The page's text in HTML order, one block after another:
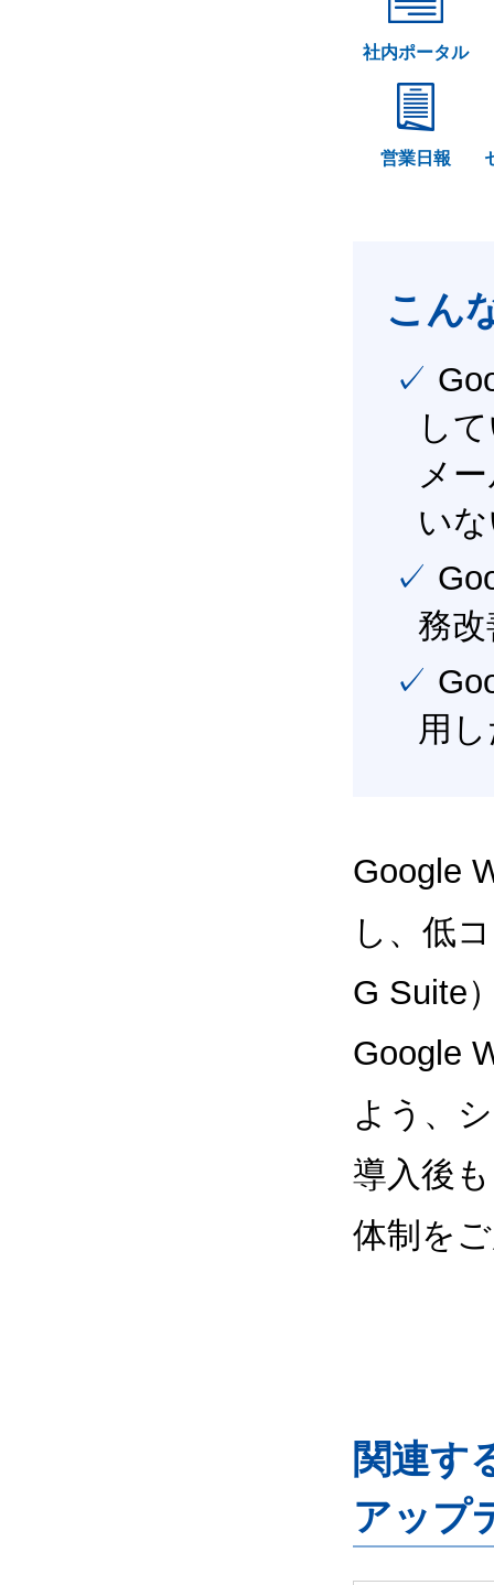
社内ポータル
営業日報
こん
✓ Google Workspace（旧G Suite） を社内で導入
し
メ
い
✓ Google Workspace（旧G Suite） を活用し、業
務
✓ Google Workspace（旧G Suite） を最大限に活
用
Google
し、低
G Suite
Google
よう、
導入後
体制を
関連す
アップ